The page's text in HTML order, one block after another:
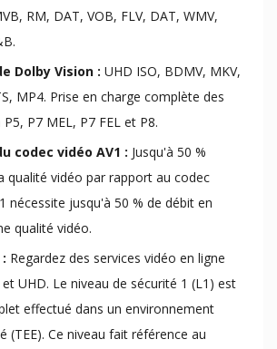
RM, DAT, VOB, FLV, DAT, WMV,
Dolby Vision : UHD ISO, BDMV, MKV,
MP4. Prise en charge complète des
P7 MEL, P7 FEL et P8.
codec vidéo AV1 : Jusqu'à 50 %
qualité vidéo par rapport au codec
nécessite jusqu'à 50 % de débit en
qualité vidéo.
Regardez des services vidéo en ligne
UHD. Le niveau de sécurité 1 (L1) est
effectué dans un environnement
(TEE). Ce niveau fait référence au